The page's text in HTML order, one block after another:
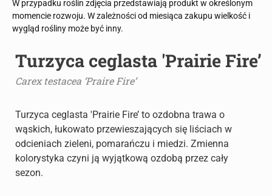
W przypadku roślin zdjęcia przedstawiają produkt w określonym
momencie rozwoju. W zależności od miesiąca zakupu wielkość i
wygląd rośliny może być inny.
Turzyca ceglasta 'Prairie Fire’
Carex testacea ‘Praire Fire’
Turzyca ceglasta 'Prairie Fire’ to ozdobna trawa o
wąskich, łukowato przewieszających się liściach w
odcieniach zieleni, pomarańczu i miedzi. Zmienna
kolorystyka czyni ją wyjątkową ozdobą przez cały
sezon.